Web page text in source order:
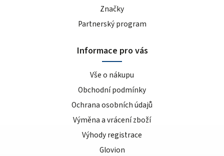
Značky
Partnerský program
Informace pro vás
Vše o nákupu
Obchodní podmínky
Ochrana osobních údajů
Výměna a vrácení zboží
Výhody registrace
Glovion